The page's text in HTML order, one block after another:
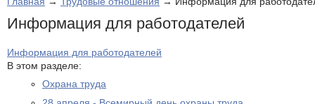
Информация для работодателей
Информация для работодателей
В этом разделе:
Охрана труда